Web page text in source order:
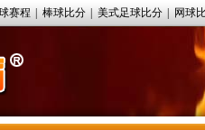
赛程 棒球比分 美式足球比分 网球